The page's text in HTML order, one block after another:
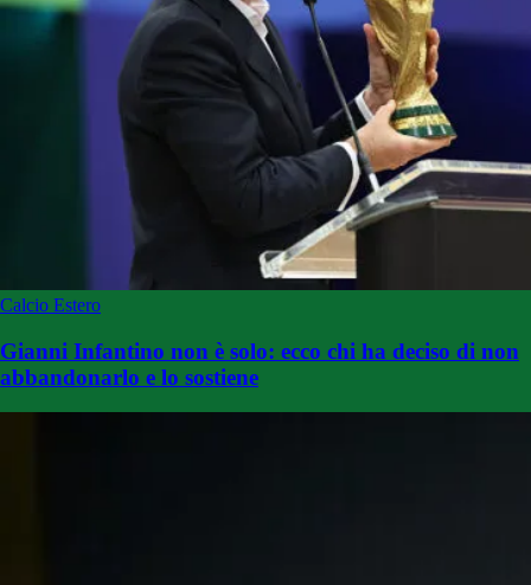
Calcio Estero
Gianni Infantino non è solo: ecco chi ha deciso di non
abbandonarlo e lo sostiene